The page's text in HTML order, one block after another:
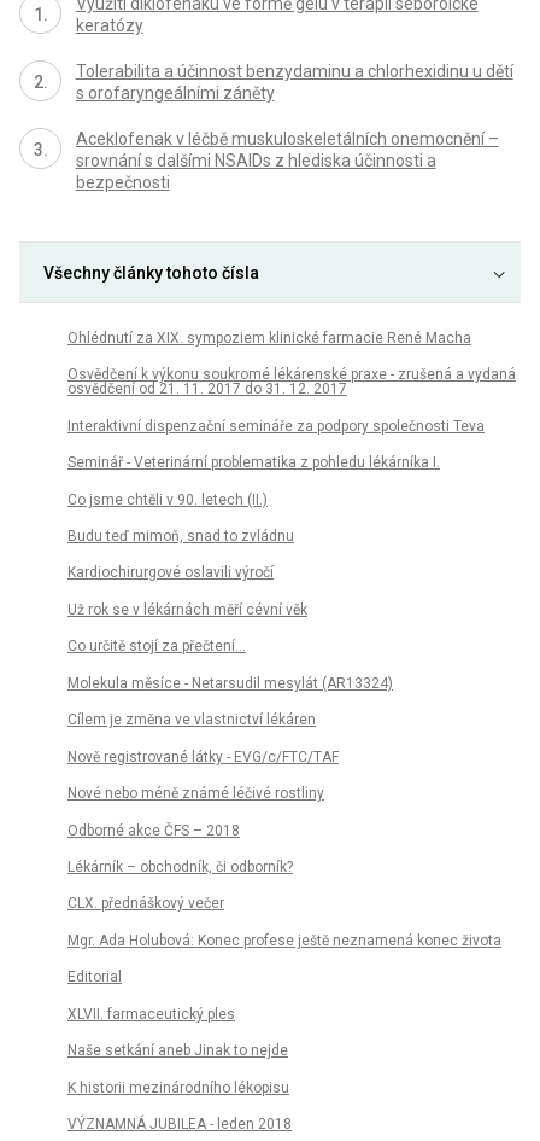
keratózy
Tolerabilita a účinnost benzydaminu a chlorhexidinu u dětí
s orofaryngeálními záněty
Aceklofenak v léčbě muskuloskeletálních onemocnění –
srovnání s dalšími NSAIDs z hlediska účinnosti a
bezpečnosti
Všechny články tohoto čísla
Ohlédnutí za XIX. sympoziem klinické farmacie René Macha
Osvědčení k výkonu soukromé lékárenské praxe - zrušená a vydaná
osvědčení od 21. 11. 2017 do 31. 12. 2017
Interaktivní dispenzační semináře za podpory společnosti Teva
Seminář - Veterinární problematika z pohledu lékárníka I.
Co jsme chtěli v 90. letech (II.)
Budu teď mimoň, snad to zvládnu
Kardiochirurgové oslavili výročí
Už rok se v lékárnách měří cévní věk
Co určitě stojí za přečtení...
Molekula měsíce - Netarsudil mesylát (AR13324)
Cílem je změna ve vlastnictví lékáren
Nově registrované látky - EVG/c/FTC/TAF
Nové nebo méně známé léčivé rostliny
Odborné akce ČFS – 2018
Lékárník – obchodník, či odborník?
CLX. přednáškový večer
Mgr. Ada Holubová: Konec profese ještě neznamená konec života
Editorial
XLVII. farmaceutický ples
Naše setkání aneb Jinak to nejde
K historii mezinárodního lékopisu
VÝZNAMNÁ JUBILEA - leden 2018